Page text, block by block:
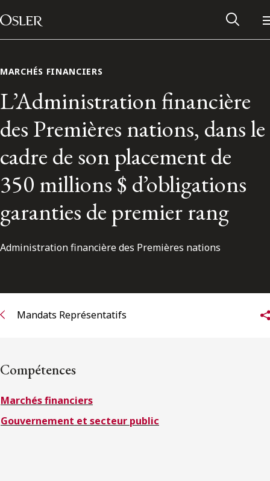
Passer au contenu
Main Navigation
Réseau des anciens d’Osler
Contactez-nous
S’abonner aux articles Osler
MARCHÉS FINANCIERS
L’Administration financière
des Premières nations, dans le
cadre de son placement de
350 millions $ d’obligations
garanties de premier rang
Administration financière des Premières nations
Mandats Représentatifs
Compétences
Marchés financiers
Gouvernement et secteur public